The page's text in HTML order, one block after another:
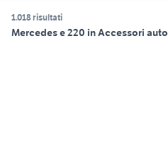
1.018 risultati
Mercedes e 220 in Accessori auto